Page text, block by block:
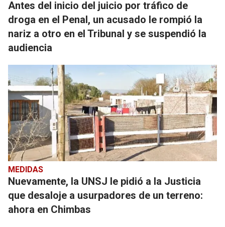
Antes del inicio del juicio por tráfico de
droga en el Penal, un acusado le rompió la
nariz a otro en el Tribunal y se suspendió la
audiencia
MEDIDAS
Nuevamente, la UNSJ le pidió a la Justicia
que desaloje a usurpadores de un terreno:
ahora en Chimbas